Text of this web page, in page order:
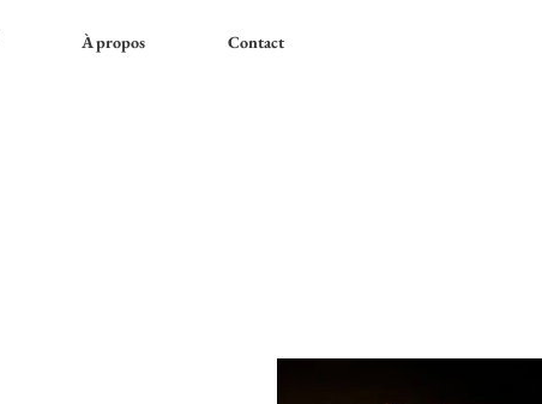
À propos Contact